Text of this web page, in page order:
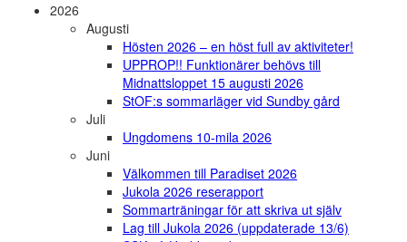
2026
Augusti
Hösten 2026 – en höst full av aktiviteter!
UPPROP!! Funktionärer behövs till
Midnattsloppet 15 augusti 2026
StOF:s sommarläger vid Sundby gård
Juli
Ungdomens 10-mila 2026
Juni
Välkommen till Paradiset 2026
Jukola 2026 reserapport
Sommarträningar för att skriva ut själv
Lag till Jukola 2026 (uppdaterade 13/6)